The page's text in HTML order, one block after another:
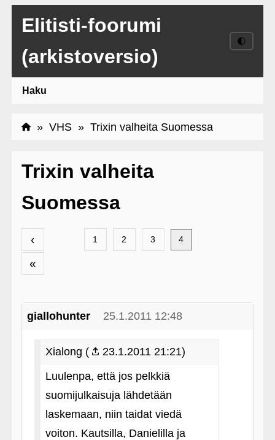
Elitisti-foorumi
(arkistoversio)
🌓
Haku
» VHS» Trixin valheita Suomessa
Trixin valheita
Suomessa
‹
«
1 2 3 4
giallohunter 25.1.2011 12:48
Xialong (
23.1.2011 21:21)
Luulenpa, että jos pelkkiä
suomijulkaisuja lähdetään
laskemaan, niin taidat viedä
voiton. Kautsilla, Danielilla ja